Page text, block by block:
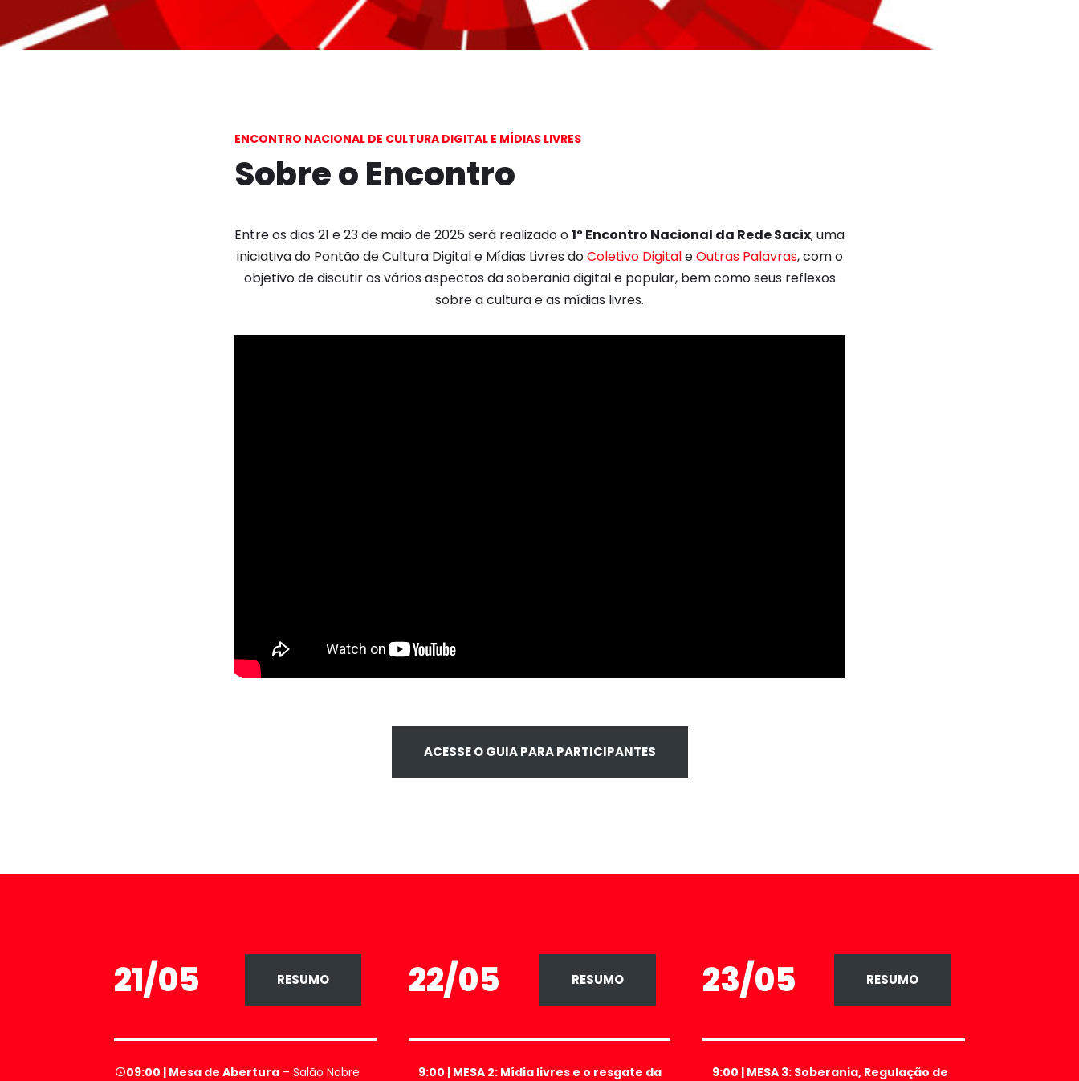
ENCONTRO NACIONAL DE CULTURA DIGITAL E MÍDIAS LIVRES
Sobre o Encontro
Entre os dias 21 e 23 de maio de 2025 será realizado o1º Encontro Nacional da Rede Sacix, uma
iniciativa do Pontão de Cultura Digital e Mídias Livres doColetivo DigitaleOutras Palavras, com o
objetivo de discutir os vários aspectos da soberania digital e popular, bem como seus reflexos
sobre a cultura e as mídias livres.
ACESSE O GUIA PARA PARTICIPANTES
21/05 RESUMO
09:00 | Mesa de Abertura – Salão Nobre
22/05 RESUMO
9:00 | MESA 2: Mídia livres e o resgate da
23/05 RESUMO
9:00 | MESA 3: Soberania, Regulação de